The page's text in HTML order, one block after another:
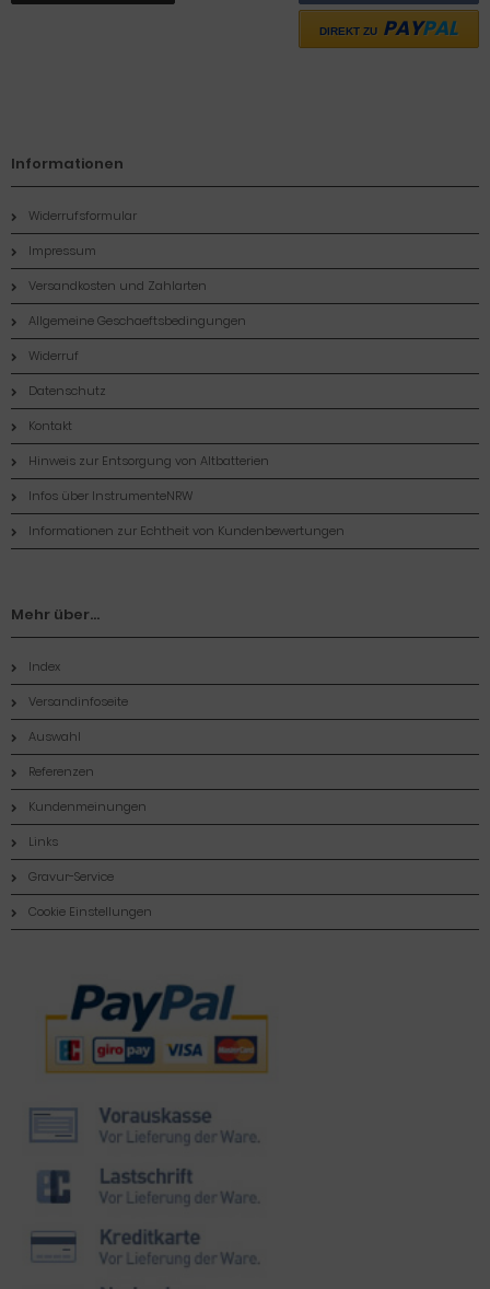
DIREKT ZU PAYPAL
Informationen
Widerrufsformular
Impressum
Versandkosten und Zahlarten
Allgemeine Geschaeftsbedingungen
Widerruf
Datenschutz
Kontakt
Hinweis zur Entsorgung von Altbatterien
Infos über InstrumenteNRW
Informationen zur Echtheit von Kundenbewertungen
Mehr über...
Index
Versandinfoseite
Auswahl
Referenzen
Kundenmeinungen
Links
Gravur-Service
Cookie Einstellungen
Zahlungsmethoden